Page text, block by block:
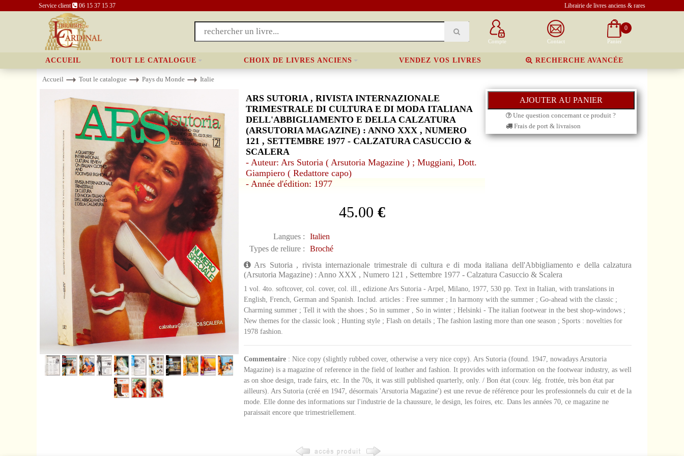
Service client 06 15 37 15 37 Librairie de livres anciens & rares
Compte Contact
0
Panier
ACCUEIL TOUT LE CATALOGUE CHOIX DE LIVRES ANCIENS VENDEZ VOS LIVRES RECHERCHE AVANCÉE
Accueil Tout le catalogue Pays du Monde Italie
ARS SUTORIA , RIVISTA INTERNAZIONALE
TRIMESTRALE DI CULTURA E DI MODA ITALIANA
DELL'ABBIGLIAMENTO E DELLA CALZATURA
(ARSUTORIA MAGAZINE) : ANNO XXX , NUMERO
121 , SETTEMBRE 1977 - CALZATURA CASUCCIO &
SCALERA
- Auteur: Ars Sutoria ( Arsutoria Magazine ) ; Muggiani, Dott.
Giampiero ( Redattore capo)
- Année d'édition: 1977
45.00 €
Langues :
Italien
Types de reliure :
Broché
Une question concernant ce produit ?
Frais de port & livraison
Ars Sutoria , rivista internazionale trimestrale di cultura e di moda italiana dell'Abbigliamento e della calzatura
(Arsutoria Magazine) : Anno XXX , Numero 121 , Settembre 1977 - Calzatura Casuccio & Scalera
1 vol. 4to. softcover, col. cover, col. ill., edizione Ars Sutoria - Arpel, Milano, 1977, 530 pp. Text in Italian, with translations in
English, French, German and Spanish. Includ. articles : Free summer ; In harmony with the summer ; Go-ahead with the classic ;
Charming summer ; Tell it with the shoes ; So in summer , So in winter ; Helsinki - The italian footwear in the best shop-windows ;
New themes for the classic look ; Hunting style ; Flash on details ; The fashion lasting more than one season ; Sports : novelties for
1978 fashion.
Commentaire: Nice copy (slightly rubbed cover, otherwise a very nice copy). Ars Sutoria (found. 1947, nowadays Arsutoria
Magazine) is a magazine of reference in the field of leather and fashion. It provides with information on the footwear industry, as well
as on shoe design, trade fairs, etc. In the 70s, it was still published quarterly, only. / Bon état (couv. lég. frottée, très bon état par
ailleurs). Ars Sutoria (créé en 1947, désormais 'Arsutoria Magazine') est une revue de référence pour les professionnels du cuir et de la
mode. Elle donne des informations sur l'industrie de la chaussure, le design, les foires, etc. Dans les années 70, ce magazine ne
paraissait encore que trimestriellement.